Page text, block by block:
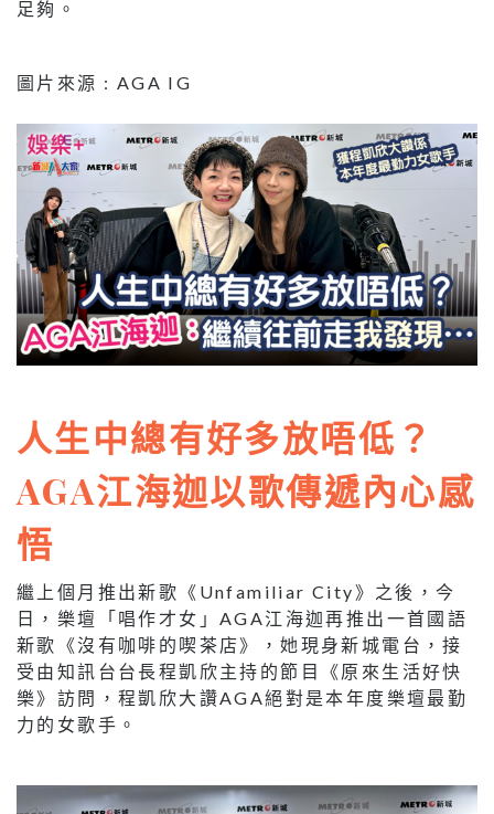
足夠。
圖片來源 : AGA IG
人生中總有好多放唔低？
AGA江海迦以歌傳遞內心感
悟
繼上個月推出新歌《Unfamiliar City》之後，今
日，樂壇「唱作才女」AGA江海迦再推出一首國語
新歌《沒有咖啡的喫茶店》，她現身新城電台，接
受由知訊台台長程凱欣主持的節目《原來生活好快
樂》訪問，程凱欣大讚AGA絕對是本年度樂壇最勤
力的女歌手。